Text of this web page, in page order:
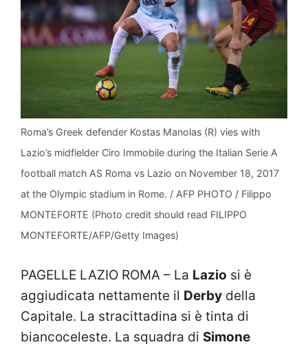
Roma’s Greek defender Kostas Manolas (R) vies with
Lazio’s midfielder Ciro Immobile during the Italian Serie A
football match AS Roma vs Lazio on November 18, 2017
at the Olympic stadium in Rome. / AFP PHOTO / Filippo
MONTEFORTE (Photo credit should read FILIPPO
MONTEFORTE/AFP/Getty Images)
PAGELLE LAZIO ROMA – La Lazio si è
aggiudicata nettamente il Derby della
Capitale. La stracittadina si è tinta di
biancoceleste. La squadra di Simone